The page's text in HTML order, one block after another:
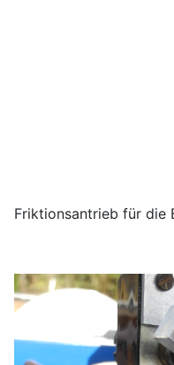
Friktionsantrieb für die